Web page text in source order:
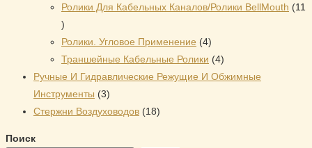
товара
Ролики Для Кабельных Каналов/Ролики BellMouth
11
11
товаров
Ролики. Угловое Применение 44
товара
Траншейные Кабельные Ролики 44
товара
Ручные И Гидравлические Режущие И Обжимные
Инструменты
33
товара
Стержни Воздуховодов 1818
Поиск